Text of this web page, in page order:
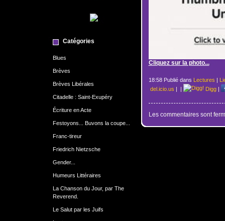
Catégories
Blues
Brèves
Brèves Libérales
Citadelle : Saint-Exupéry
Écriture en Acte
Festoyons... Buvons la coupe...
Franc-tireur
Friedrich Nietzsche
Gender...
Humeurs Littéraires
La Chanson du Jour, par The
Reverend.
Le Salut par les Juifs
Cliquez sur la photo...
18:58 Publié dans Lectures |
del.icio.us | | Digg|
Les commentaires sont